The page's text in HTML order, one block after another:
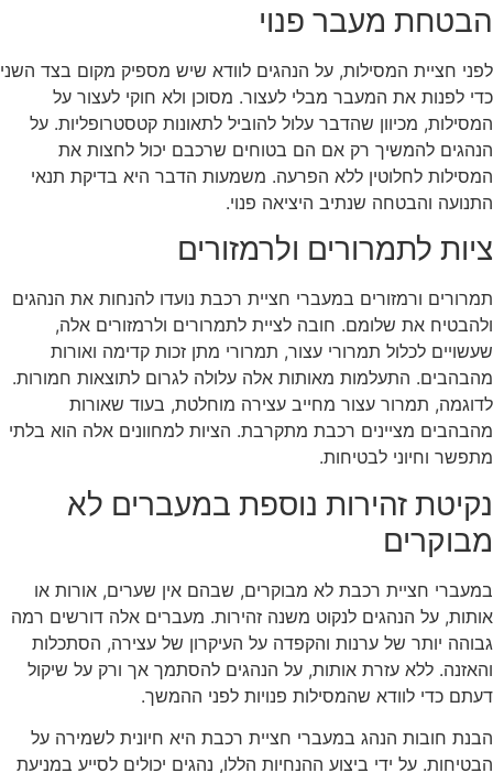
מעבר פנוי
חציית המסילות, על הנהגים לוודא שיש מספיק מקום בצד השני
לפנות את המעבר מבלי לעצור. מסוכן ולא חוקי לעצור על
מכיוון שהדבר עלול להוביל לתאונות קטסטרופליות. על
להמשיך רק אם הם בטוחים שרכבם יכול לחצות את
לחלוטין ללא הפרעה. משמעות הדבר היא בדיקת תנאי
והבטחה שנתיב היציאה פנוי.
לתמרורים ולרמזורים
ורמזורים במעברי חציית רכבת נועדו להנחות את הנהגים
את שלומם. חובה לציית לתמרורים ולרמזורים אלה,
לכלול תמרורי עצור, תמרורי מתן זכות קדימה ואורות
התעלמות מאותות אלה עלולה לגרום לתוצאות חמורות.
תמרור עצור מחייב עצירה מוחלטת, בעוד שאורות
מציינים רכבת מתקרבת. הציות למחוונים אלה הוא בלתי
וחיוני לבטיחות.
זהירות נוספת במעברים לא
חציית רכבת לא מבוקרים, שבהם אין שערים, אורות או
על הנהגים לנקוט משנה זהירות. מעברים אלה דורשים רמה
יותר של ערנות והקפדה על העיקרון של עצירה, הסתכלות
ללא עזרת אותות, על הנהגים להסתמך אך ורק על שיקול
כדי לוודא שהמסילות פנויות לפני ההמשך.
חובות הנהג במעברי חציית רכבת היא חיונית לשמירה על
על ידי ביצוע ההנחיות הללו, נהגים יכולים לסייע במניעת